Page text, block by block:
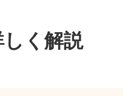
く解説